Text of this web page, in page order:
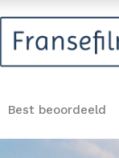
Best beoordeeld